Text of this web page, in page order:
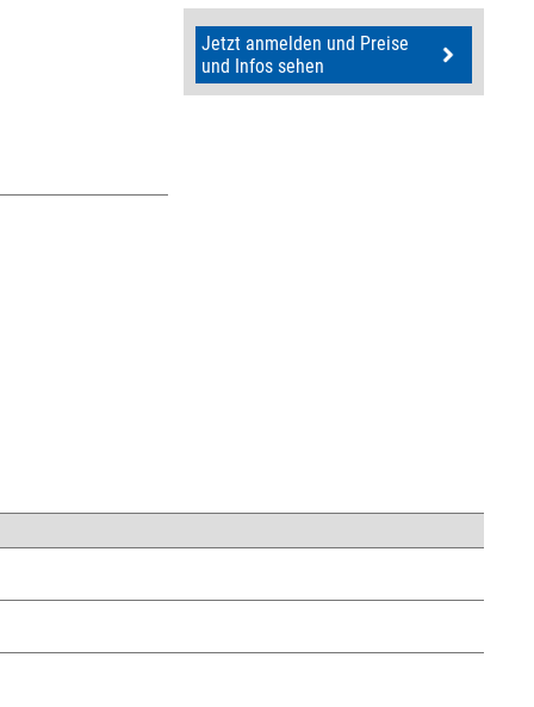
Jetzt anmelden und Preise
und Infos sehen